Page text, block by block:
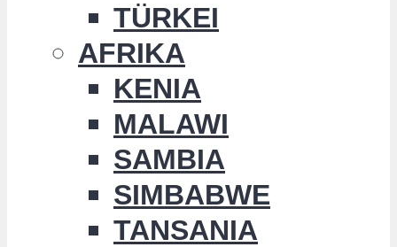
TÜRKEI
AFRIKA
KENIA
MALAWI
SAMBIA
SIMBABWE
TANSANIA